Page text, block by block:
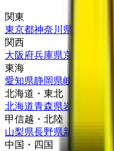
関東
東京都神奈川県
関西
大阪府兵庫県京都府
東海
愛知県静岡県岐阜県
北海道・東北
北海道青森県岩手県
甲信越・北陸
山梨県長野県新潟県富山
中国・四国